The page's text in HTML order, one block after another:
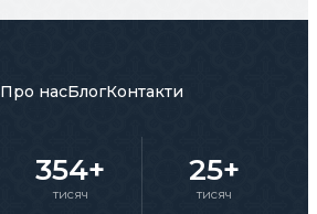
Про насБлогКонтакти
354+
тисяч
25+
тисяч